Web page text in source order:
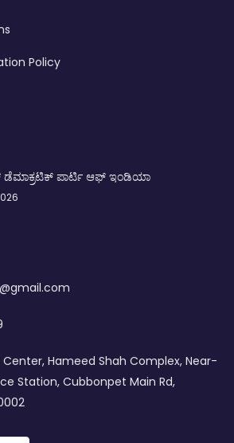
Policy
ಪಾರ್ಟಿ ಆಫ್ ಇಂಡಿಯಾ
Center, Hameed Shah Complex, Near-
Station, Cubbonpet Main Rd,